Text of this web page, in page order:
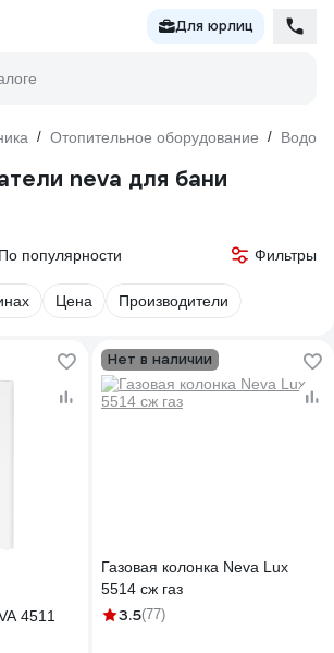
Для юрлиц
/ Отопительное оборудование /
neva для бани
По популярности Фильтры
Цена Производители
4511
Нет в наличии
Газовая колонка Neva Lux
5514 сж газ
3.5(77)